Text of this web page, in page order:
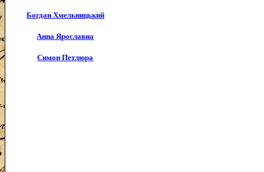
Богдан Хмельницький
Анна Ярославна
Симон Петлюра